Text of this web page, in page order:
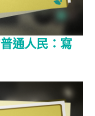
通人民：寫